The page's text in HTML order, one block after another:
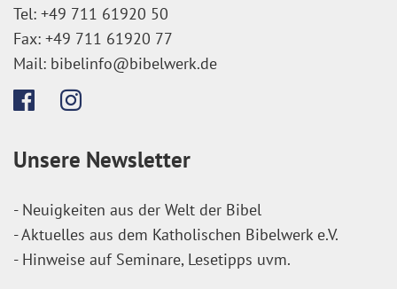
Tel: +49 711 61920 50
Fax: +49 711 61920 77
Mail: bibelinfo@bibelwerk.de
Unsere Newsletter
- Neuigkeiten aus der Welt der Bibel
- Aktuelles aus dem Katholischen Bibelwerk e.V.
- Hinweise auf Seminare, Lesetipps uvm.